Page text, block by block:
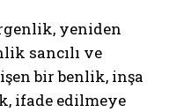
yeniden
sancılı ve
bir benlik, inşa
ifade edilmeye